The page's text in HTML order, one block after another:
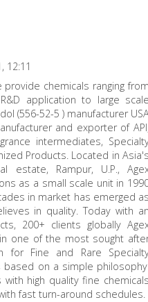
12:11
chemicals ranging
application to large
(556-52-5 ) manufacturer
and exporter of
intermediates,
Products. Located in
estate, Rampur, U.P.,
as a small scale unit in
in market has emerged
in quality. Today with
200+ clients globally
one of the most sought
for Fine and Rare
based on a simple
high quality fine
fast turn-around schedules.